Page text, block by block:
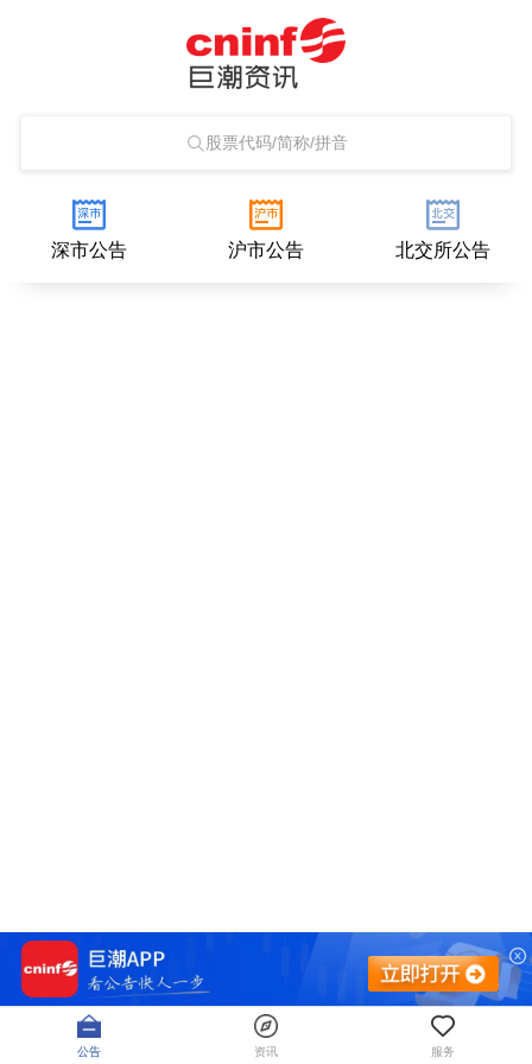
股票代码/简称/拼音
深市公告 沪市公告 北交所公告
公告 资讯 服务